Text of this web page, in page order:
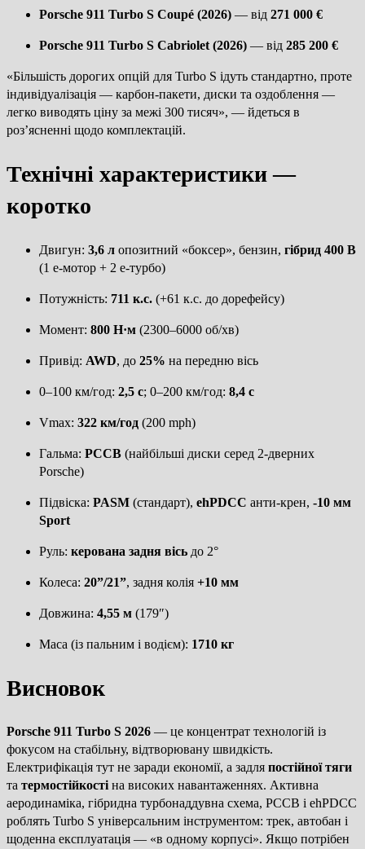
Porsche 911 Turbo S Coupé (2026) — від 271 000 €
Porsche 911 Turbo S Cabriolet (2026) — від 285 200 €
«Більшість дорогих опцій для Turbo S ідуть стандартно, проте
індивідуалізація — карбон-пакети, диски та оздоблення —
легко виводять ціну за межі 300 тисяч», — йдеться в
роз’ясненні щодо комплектацій.
Технічні характеристики —
коротко
Двигун: 3,6 л опозитний «боксер», бензин, гібрид 400 В
(1 е-мотор + 2 е-турбо)
Потужність: 711 к.с. (+61 к.с. до дорефейсу)
Момент: 800 Н·м (2300–6000 об/хв)
Привід: AWD, до 25% на передню вісь
0–100 км/год: 2,5 с; 0–200 км/год: 8,4 с
Vmax: 322 км/год (200 mph)
Гальма: PCCB (найбільші диски серед 2-дверних
Porsche)
Підвіска: PASM (стандарт), ehPDCC анти-крен, -10 мм
Sport
Руль: керована задня вісь до 2°
Колеса: 20”/21”, задня колія +10 мм
Довжина: 4,55 м (179″)
Маса (із пальним і водієм): 1710 кг
Висновок
Porsche 911 Turbo S 2026 — це концентрат технологій із
фокусом на стабільну, відтворювану швидкість.
Електрифікація тут не заради економії, а задля постійної тяги
та термостійкості на високих навантаженнях. Активна
аеродинаміка, гібридна турбонаддувна схема, PCCB і ehPDCC
роблять Turbo S універсальним інструментом: трек, автобан і
щоденна експлуатація — «в одному корпусі». Якщо потрібен